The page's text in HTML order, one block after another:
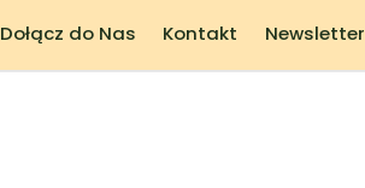
Dołącz do Nas Kontakt Newsletter